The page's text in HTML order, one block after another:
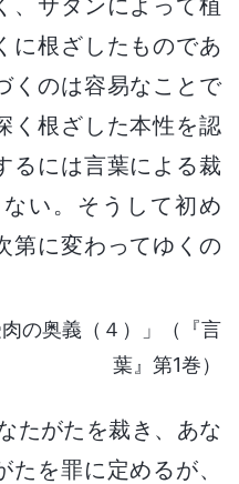
に根ざしたものであ
くのは容易なことで
く根ざした本性を認
るには言葉による裁
い。そうして初め
第に変わってゆくの
の奥義（４）」（『言
葉』第1巻）
たがたを裁き、あな
を罪に定めるが、